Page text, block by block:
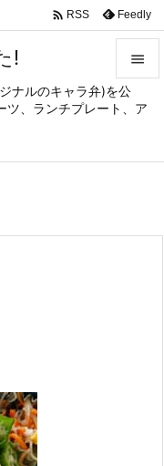
!
ナルのキャラ弁)を公
ツ、ランチプレート、ア


メニュ
サイド

 RSS Feedly